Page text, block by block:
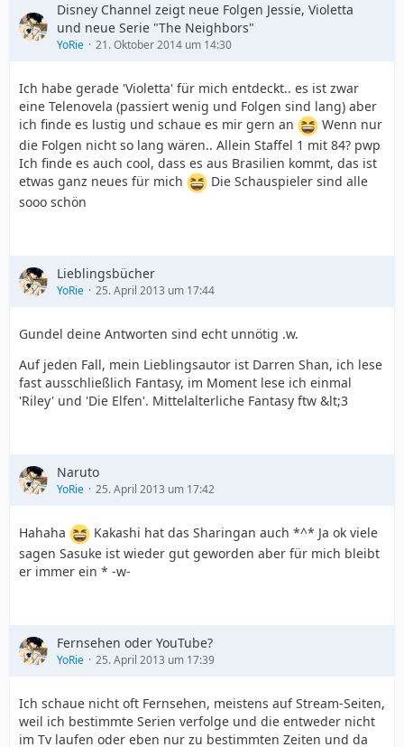
Disney Channel zeigt neue Folgen Jessie, Violetta
und neue Serie "The Neighbors"
YoRie 21. Oktober 2014 um 14:30
Ich habe gerade 'Violetta' für mich entdeckt.. es ist zwar
eine Telenovela (passiert wenig und Folgen sind lang) aber
ich finde es lustig und schaue es mir gern an
Wenn nur
die Folgen nicht so lang wären.. Allein Staffel 1 mit 84? pwp
Ich finde es auch cool, dass es aus Brasilien kommt, das ist
etwas ganz neues für mich
Die Schauspieler sind alle
sooo schön
Lieblingsbücher
YoRie 25. April 2013 um 17:44
Gundel deine Antworten sind echt unnötig .w.
Auf jeden Fall, mein Lieblingsautor ist Darren Shan, ich lese
fast ausschließlich Fantasy, im Moment lese ich einmal
'Riley' und 'Die Elfen'. Mittelalterliche Fantasy ftw &lt;3
Naruto
YoRie 25. April 2013 um 17:42
Hahaha
Kakashi hat das Sharingan auch *^* Ja ok viele
sagen Sasuke ist wieder gut geworden aber für mich bleibt
er immer ein * -w-
Fernsehen oder YouTube?
YoRie 25. April 2013 um 17:39
Ich schaue nicht oft Fernsehen, meistens auf Stream-Seiten,
weil ich bestimmte Serien verfolge und die entweder nicht
im Tv laufen oder eben nur zu bestimmten Zeiten und da